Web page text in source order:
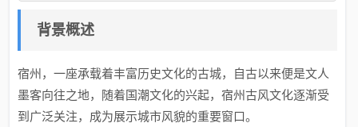
背景概述
宿州，一座承载着丰富历史文化的古城，自古以来便是文人
墨客向往之地，随着国潮文化的兴起，宿州古风文化逐渐受
到广泛关注，成为展示城市风貌的重要窗口。